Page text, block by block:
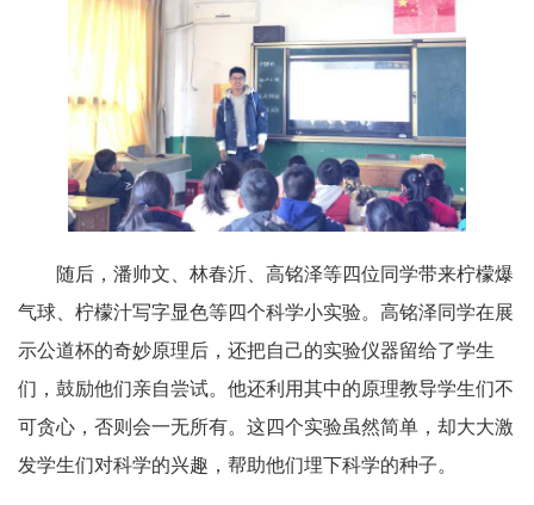
随后，潘帅文、林春沂、高铭泽等四位同学带来柠檬爆
气球、柠檬汁写字显色等四个科学小实验。高铭泽同学在展
示公道杯的奇妙原理后，还把自己的实验仪器留给了学生
们，鼓励他们亲自尝试。他还利用其中的原理教导学生们不
可贪心，否则会一无所有。这四个实验虽然简单，却大大激
发学生们对科学的兴趣，帮助他们埋下科学的种子。